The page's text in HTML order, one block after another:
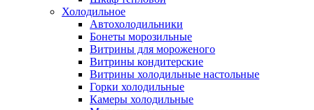
Холодильное
Автохолодильники
Бонеты морозильные
Витрины для мороженого
Витрины кондитерские
Витрины холодильные настольные
Горки холодильные
Камеры холодильные